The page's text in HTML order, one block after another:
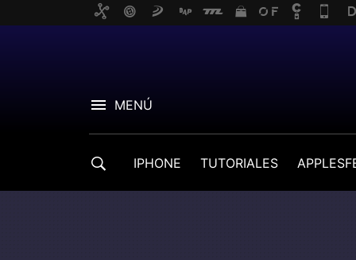
MENÚ
IPHONE TUTORIALES